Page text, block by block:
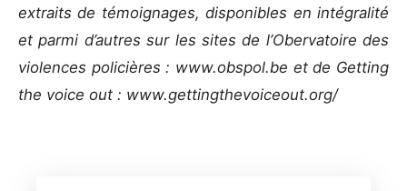
extraits de témoignages, disponibles en intégralité
et parmi d’autres sur les sites de l’Obervatoire des
violences policières : www.obspol.be et de Getting
the voice out : www.gettingthevoiceout.org/